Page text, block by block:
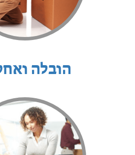
הובלה